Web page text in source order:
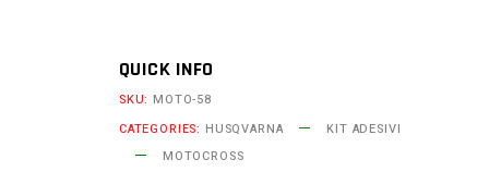
tutti
i
modelli
quantity
QUICK INFO
SKU: MOTO-58
CATEGORIES: HUSQVARNA
KIT ADESIVI
MOTOCROSS